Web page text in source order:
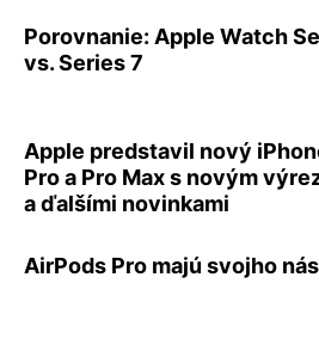
Porovnanie: Apple Watch
vs. Series 7
Apple predstavil nový
Pro a Pro Max s novým
a ďalšími novinkami
AirPods Pro majú svojho